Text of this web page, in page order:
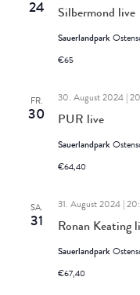
24 Silbermond live
Sauerlandpark
€65
FR.
30 PUR live
30. August 2024 |
Sauerlandpark
€64,40
SA.
31 Ronan Keating
31. August 2024 |
Sauerlandpark
€67,40